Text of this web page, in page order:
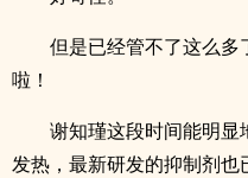
但是已经管不了这么多
啦！
谢知瑾这段时间能明显
发热，最新研发的抑制剂